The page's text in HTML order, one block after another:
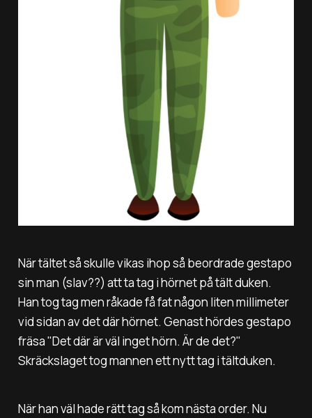
När tältet så skulle vikas ihop så beordrade gestapo
sin man (slav??) att ta tag i hörnet på tält duken.
Han tog tag men råkade få fat någon liten millimeter
vid sidan av det där hörnet. Genast hördes gestapo
fräsa "Det där är väl inget hörn. Är de det?"
Skräckslaget tog mannen ett nytt tag i tältduken.
När han väl hade rätt tag så kom nästa order. Nu